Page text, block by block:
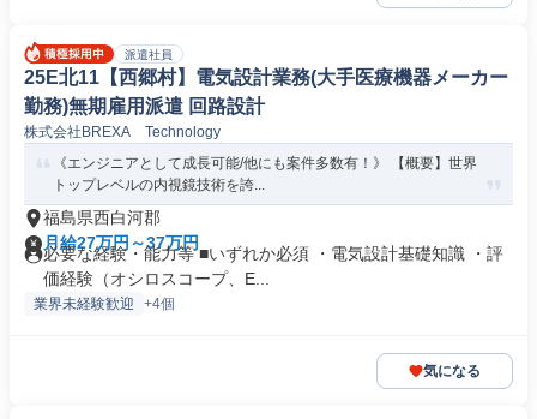
派遣社員
25E北11【西郷村】電気設計業務(大手医療機器メーカー
勤務)無期雇用派遣 回路設計
株式会社BREXA Technology
《エンジニアとして成長可能/他にも案件多数有！》 【概要】世界
トップレベルの内視鏡技術を誇...
福島県西白河郡
月給27万円～37万円
必要な経験・能力等 ■いずれか必須 ・電気設計基礎知識 ・評
価経験（オシロスコープ、E...
業界未経験歓迎 +4個
気になる